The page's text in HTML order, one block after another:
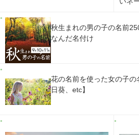
秋生まれの男の子の名前
なんだ名付け
花の名前を使った女の子
日葵、etc】